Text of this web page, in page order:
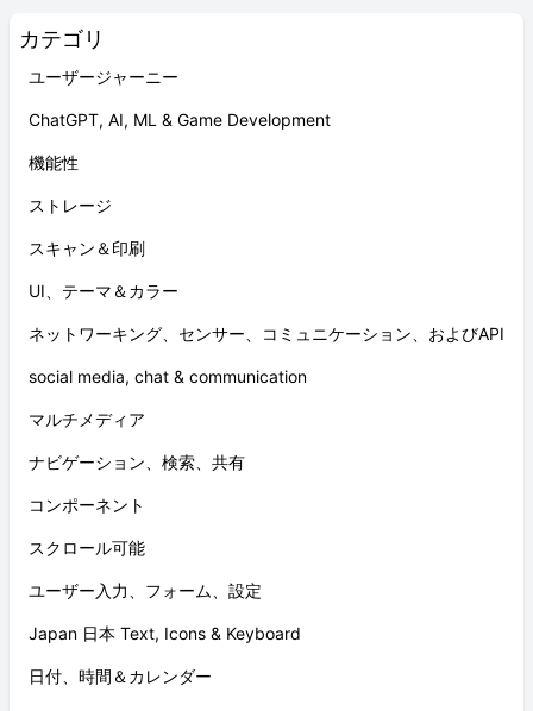
カテゴリ
ユーザージャーニー
ChatGPT, AI, ML & Game Development
機能性
ストレージ
スキャン＆印刷
UI、テーマ＆カラー
ネットワーキング、センサー、コミュニケーション、およびAPI
social media, chat & communication
マルチメディア
ナビゲーション、検索、共有
コンポーネント
スクロール可能
ユーザー入力、フォーム、設定
Japan 日本 Text, Icons & Keyboard
日付、時間＆カレンダー